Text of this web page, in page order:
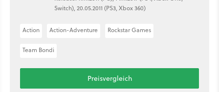
Switch), 20.05.2011 (PS3, Xbox 360)
Action Action-Adventure Rockstar Games
Team Bondi
Preisvergleich